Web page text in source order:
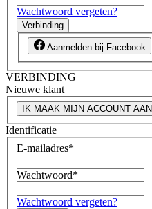
Wachtwoord vergeten?
Verbinding
Aanmelden bij Facebook
VERBINDING
Nieuwe klant
IK MAAK MIJN ACCOUNT AAN
Identificatie
E-mailadres*
Wachtwoord*
Wachtwoord vergeten?